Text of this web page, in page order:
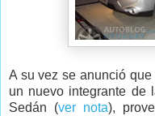
A su vez se anunció
un nuevo integrante de
Sedán (ver nota),